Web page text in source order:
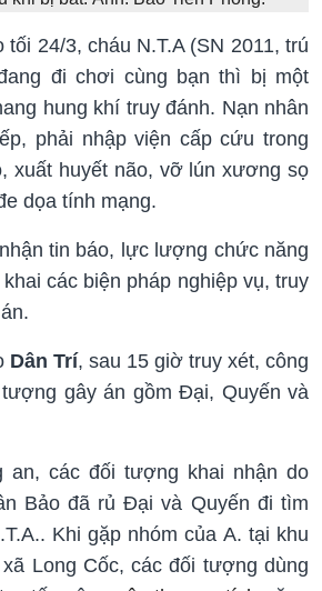
24/3, cháu N.T.A (SN 2011, trú
đi chơi cùng bạn thì bị một
hung khí truy đánh. Nạn nhân
phải nhập viện cấp cứu trong
xuất huyết não, vỡ lún xương sọ
dọa tính mạng.
tin báo, lực lượng chức năng
các biện pháp nghiệp vụ, truy
Dân Trí, sau 15 giờ truy xét, công
gây án gồm Đại, Quyến và
an, các đối tượng khai nhận do
Bảo đã rủ Đại và Quyến đi tìm
Khi gặp nhóm của A. tại khu
Long Cốc, các đối tượng dùng